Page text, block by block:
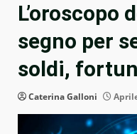
L’oroscopo
segno per
soldi,
Caterina Galloni